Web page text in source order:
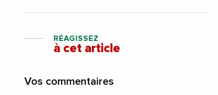
RÉAGISSEZ
à cet article
Vos commentaires